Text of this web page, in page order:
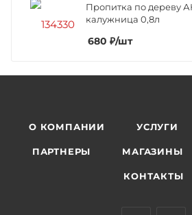
Пропитка по дереву
калужница 0,8л
680 ₽/шт
О КОМПАНИИ УСЛУГИ
ПАРТНЕРЫ МАГАЗИНЫ
КОНТАКТЫ